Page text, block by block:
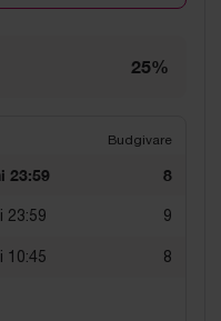
25%
Budgivare
23:59 8
23:59 9
10:45 8